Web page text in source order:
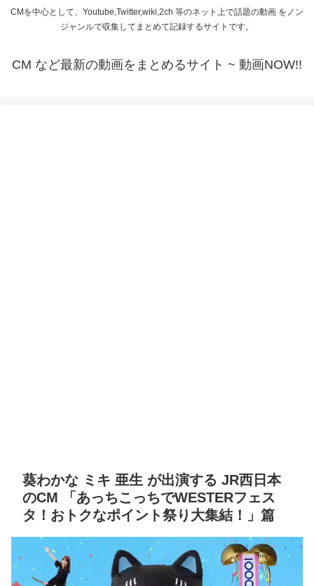
CMを中心として、Youtube,Twitter,wiki,2ch 等のネット上で話題の動画 をノン
ジャンルで収集してまとめて記録するサイトです。
CM など最新の動画をまとめるサイト ~ 動画NOW!!
葵わかな ミキ 亜生 が出演する JR西日本
のCM 「あっちこっちでWESTERフェス
タ！おトクなポイント祭り大集結！」篇